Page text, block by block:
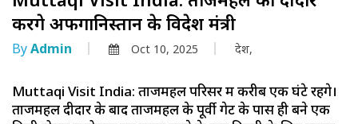
करेंगे अफगानिस्तान के विदेश मंत्री
ByAdmin Oct 10, 2025 देश,
Muttaqi Visit India: ताजमहल परिसर में करीब एक घंटे रहेंगे।
ताजमहल दीदार के बाद ताजमहल के पूर्वी गेट के पास ही बने एक